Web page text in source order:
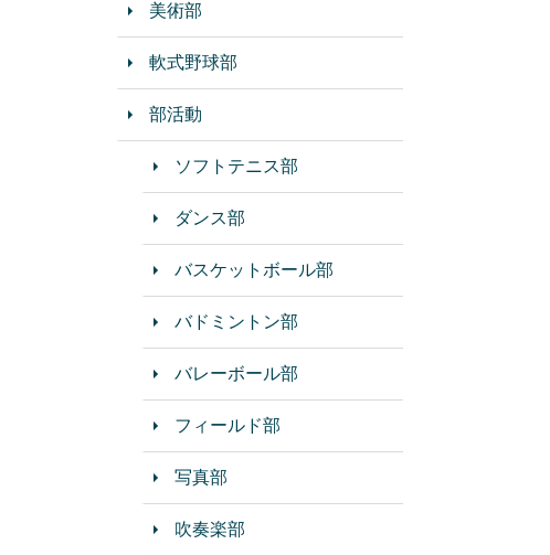
美術部
軟式野球部
部活動
ソフトテニス部
ダンス部
バスケットボール部
バドミントン部
バレーボール部
フィールド部
写真部
吹奏楽部